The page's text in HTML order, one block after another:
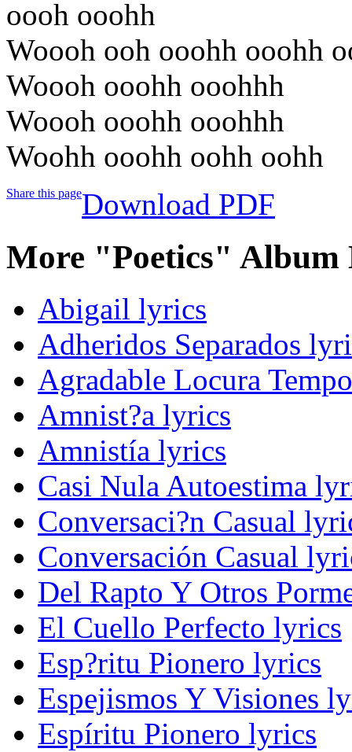
oooh ooohh
Woooh ooh ooohh ooohh
Woooh ooohh ooohhh
Woooh ooohh ooohhh
Woohh ooohh oohh oohh
Share this pageDownload PDF
More "Poetics" Album
Abigail lyrics
Adheridos Separados
Agradable Locura
Amnist?a lyrics
Amnistía lyrics
Casi Nula Autoestima
Conversaci?n Casual
Conversación Casual
Del Rapto Y Otros
El Cuello Perfecto lyrics
Esp?ritu Pionero lyrics
Espejismos Y Visiones
Espíritu Pionero lyrics